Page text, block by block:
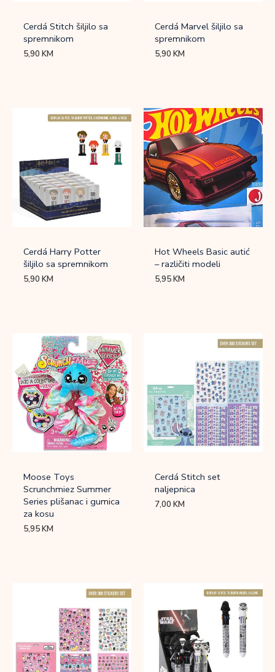
Cerdá Stitch šiljilo sa
spremnikom
5,90KM
Cerdá Marvel šiljilo sa
spremnikom
5,90KM
Cerdá Harry Potter
šiljilo sa spremnikom
5,90KM
Hot Wheels Basic autić
– različiti modeli
5,95KM
Moose Toys
Scrunchmiez Summer
Series plišanac i gumica
za kosu
5,95KM
Cerdá Stitch set
naljepnica
7,00KM